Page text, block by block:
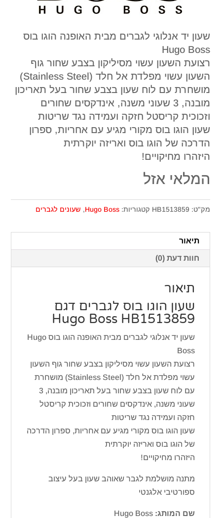
שעון יד אנלוגי לגברים מבית האופנה הוגו בוס
Hugo Boss
רצועת השעון עשוי מסיליקון בצבע שחור גוף
השעון עשוי מפלדת אל חלד (Stainless Steel)
מושחרת עם לוח שעון בצבע שחור בעל תאריכון
מובנה, 3 שעוני משנה, אינדקסים שחורים
וזכוכית קריסטל חזקה ועמידה נגד שריטות
שעון הוגו בוס מקורי מגיע עם אחריות, ספרון
הדרכה של הוגו בוס ואריזה יוקרתית
היזהרו מחיקויים!
המלאי אזל
מק"ט: HB1513859 קטגוריות:Hugo Boss
, שעונים לגברים
תיאור
חוות דעת (0)
תיאור
שעון הוגו בוס לגברים דגם
Hugo Boss HB1513859
שעון יד אנלוגי לגברים מבית האופנה הוגו בוס Hugo
Boss
רצועת השעון עשוי מסיליקון בצבע שחור גוף השעון
עשוי מפלדת אל חלד (Stainless Steel) מושחרת
עם לוח שעון בצבע שחור בעל תאריכון מובנה, 3
שעוני משנה, אינדקסים שחורים וזכוכית קריסטל
חזקה ועמידה נגד שריטות
שעון הוגו בוס מקורי מגיע עם אחריות, ספרון הדרכה
של הוגו בוס ואריזה יוקרתית
היזהרו מחיקויים!
מתנה מושלמת לגבר שאוהב שעון בעל עיצוב
ספורטיבי אלגנטי
שם המותג: Hugo Boss